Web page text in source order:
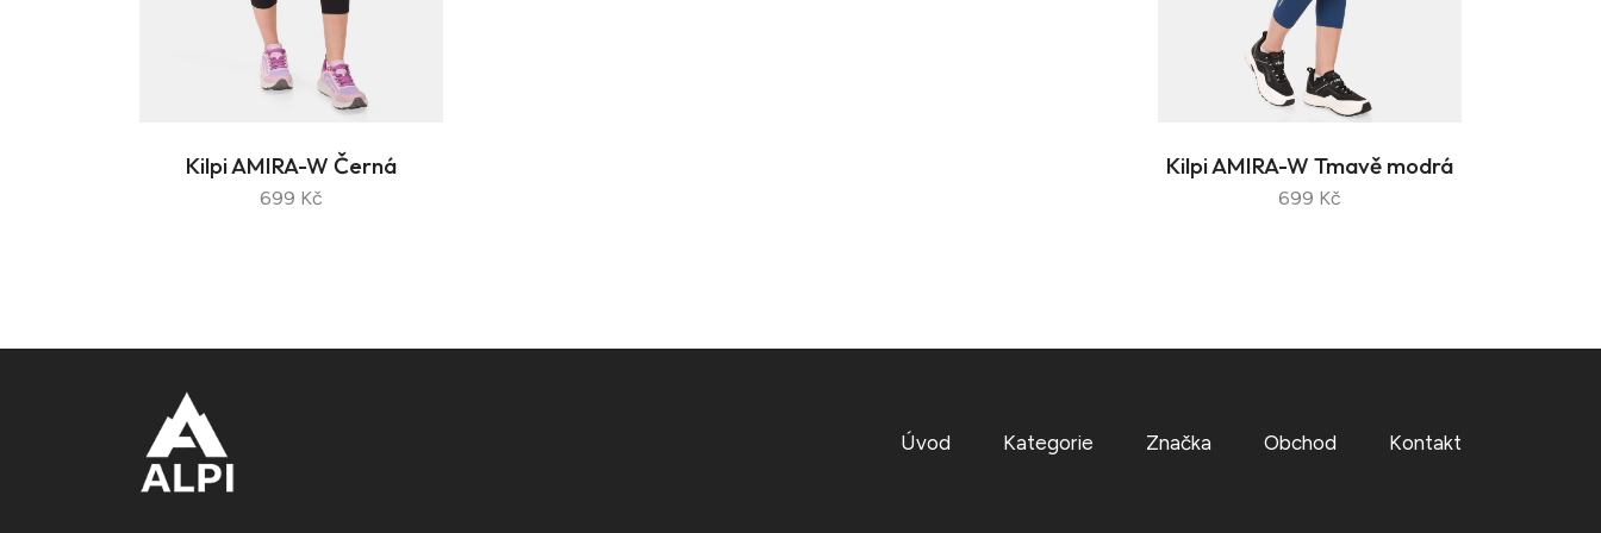
Kilpi AMIRA-W Černá
699 Kč
Kilpi AMIRA-W Tmavě modrá
699 Kč
Úvod Kategorie Značka Obchod Kontakt